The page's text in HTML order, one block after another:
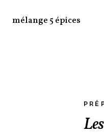
mélange 5 épices